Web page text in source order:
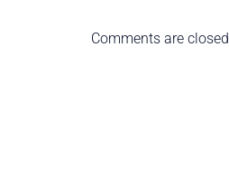
Comments are closed